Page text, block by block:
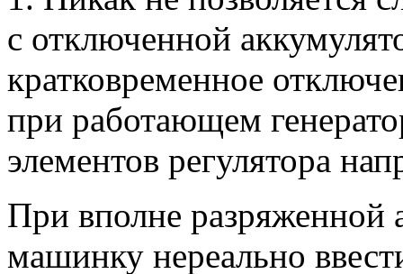
с отключенной
кратковременное
при работающем
элементов регулятора
При вполне разряженной
машинку нереально